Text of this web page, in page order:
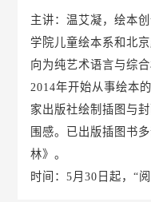
主讲：温艾凝，绘本
学院儿童绘本系和北
向为纯艺术语言与综
2014年开始从事绘本
家出版社绘制插图与
围感。已出版插图书
林》。
时间：5月30日起，“